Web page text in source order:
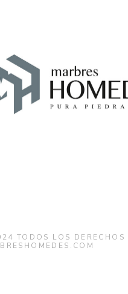
TODOS LOS DERECHOS